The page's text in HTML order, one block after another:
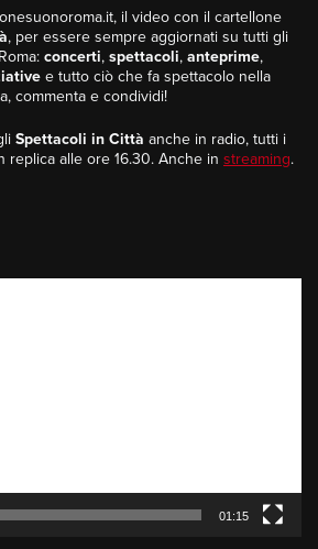
il video con il cartellone
, per essere sempre aggiornati su tutti gli
concerti, spettacoli, anteprime,
e tutto ciò che fa spettacolo nella
commenta e condividi!
Spettacoli in Città anche in radio, tutti i
replica alle ore 16.30. Anche in streaming.
01:15